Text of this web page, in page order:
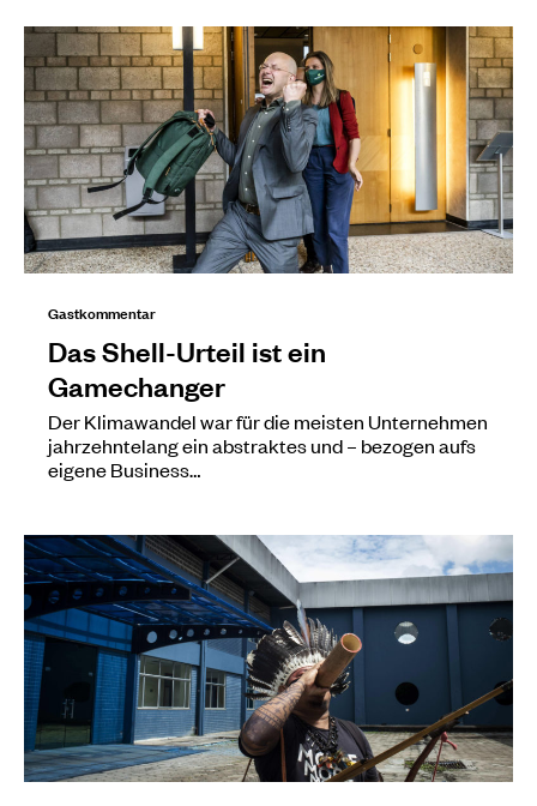
Gastkommentar
Das Shell-Urteil ist ein
Gamechanger
Der Klimawandel war für die meisten Unternehmen
jahrzehntelang ein abstraktes und – bezogen aufs
eigene Business…